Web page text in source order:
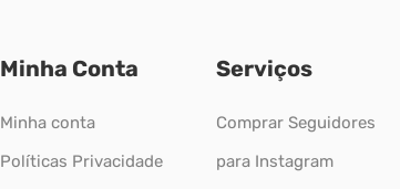
Minha Conta
Minha conta
Políticas Privacidade
Serviços
Comprar Seguidores
para Instagram